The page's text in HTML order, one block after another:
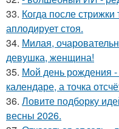
33. Когда после
аплодирует стоя.
34. Милая,
девушка, женщина!
35. Мой день рождения
календаре, а точка
36. Ловите подборку
весны 2026.